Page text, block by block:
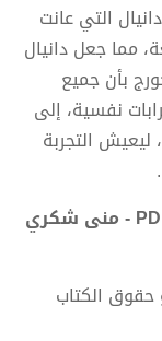
التي عانت
مما جعل دانيال
بأن جميع
نفسية، إلى
ليعيش التجربة
تحميل كتاب إنك في أرض الشياطين PDF - منى شكري
الكتاب